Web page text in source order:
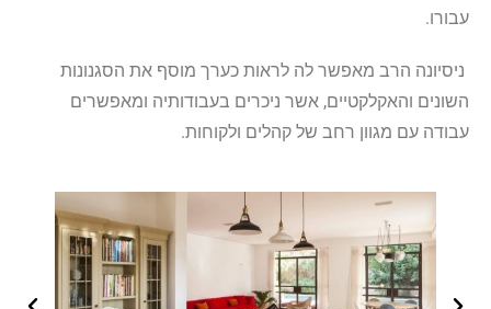
עבורו.
ניסיונה הרב מאפשר לה לראות כערך מוסף את הסגנונות
השונים והאקלקטיים, אשר ניכרים בעבודותיה ומאפשרים
עבודה עם מגוון רחב של קהלים ולקוחות.